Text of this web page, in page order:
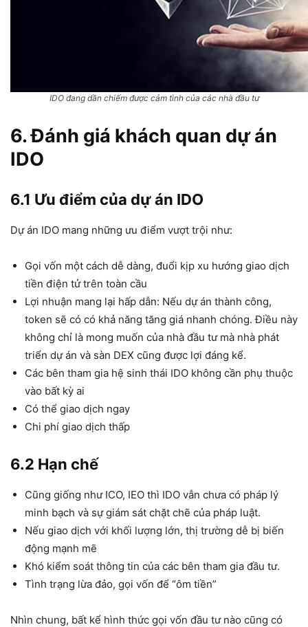
IDO đang dần chiếm được cảm tình của các nhà đầu tư
6. Đánh giá khách quan dự án
IDO
6.1 Ưu điểm của dự án IDO
Dự án IDO mang những ưu điểm vượt trội như:
Gọi vốn một cách dễ dàng, đuổi kịp xu hướng giao dịch
tiền điện tử trên toàn cầu
Lợi nhuận mang lại hấp dẫn: Nếu dự án thành công,
token sẽ có có khả năng tăng giá nhanh chóng. Điều này
không chỉ là mong muốn của nhà đầu tư mà nhà phát
triển dự án và sàn DEX cũng được lợi đáng kể.
Các bên tham gia hệ sinh thái IDO không cần phụ thuộc
vào bất kỳ ai
Có thể giao dịch ngay
Chi phí giao dịch thấp
6.2 Hạn chế
Cũng giống như ICO, IEO thì IDO vẫn chưa có pháp lý
minh bạch và sự giám sát chặt chẽ của pháp luật.
Nếu giao dịch với khối lượng lớn, thị trường dễ bị biến
động mạnh mẽ
Khó kiểm soát thông tin của các bên tham gia đầu tư.
Tình trạng lừa đảo, gọi vốn để “ôm tiền”
Nhìn chung, bất kể hình thức gọi vốn đầu tư nào cũng có